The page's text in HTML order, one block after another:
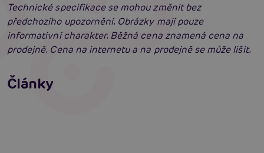
Technické specifikace se mohou změnit bez
předchozího upozornění. Obrázky mají pouze
informativní charakter. Běžná cena znamená cena na
prodejně. Cena na internetu a na prodejně se může lišit.
Články
Jak na zlepšení a podporu erekce
Číst více
Erotická inteligence: Příručka Sexiomů